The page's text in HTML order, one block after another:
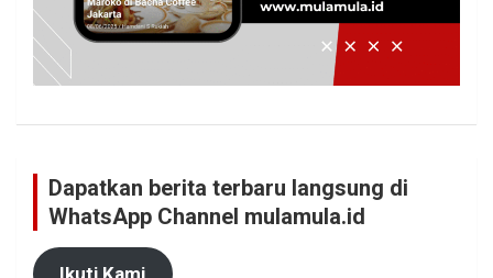
Dapatkan berita terbaru langsung di
WhatsApp Channel mulamula.id